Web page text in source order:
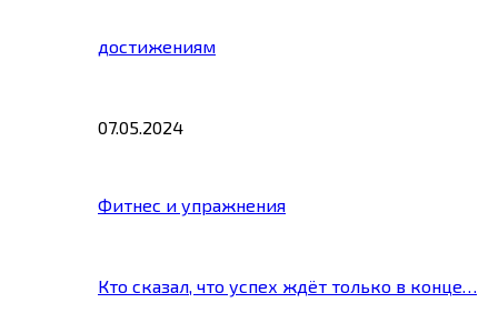
достижениям
07.05.2024
Фитнес и упражнения
Кто сказал, что успех ждёт только в конце…